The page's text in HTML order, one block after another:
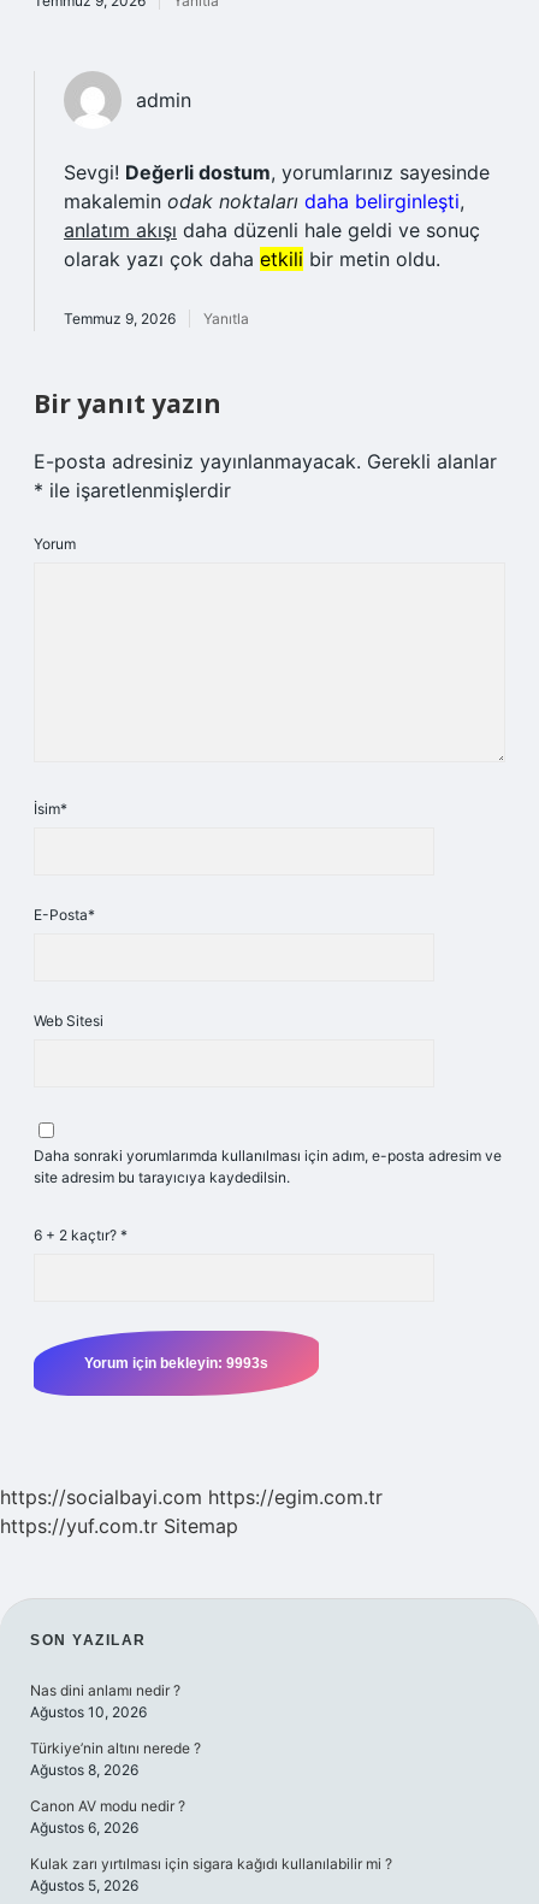
admin
Sevgi! Değerli dostum, yorumlarınız sayesinde
makalemin odak noktaları daha belirginleşti,
anlatım akışı daha düzenli hale geldi ve sonuç
olarak yazı çok daha etkili bir metin oldu.
Temmuz 9, 2026 Yanıtla
Bir yanıt yazın
E-posta adresiniz yayınlanmayacak. Gerekli alanlar
* ile işaretlenmişlerdir
Yorum
İsim*
E-Posta*
Web Sitesi
Daha sonraki yorumlarımda kullanılması için adım, e-posta adresim ve
site adresim bu tarayıcıya kaydedilsin.
6 + 2 kaçtır? *
https://socialbayi.com https://egim.com.tr
https://yuf.com.tr Sitemap
SIDEBAR
SON YAZILAR
Nas dini anlamı nedir ?
Ağustos 10, 2026
Türkiye’nin altını nerede ?
Ağustos 8, 2026
Canon AV modu nedir ?
Ağustos 6, 2026
Kulak zarı yırtılması için sigara kağıdı kullanılabilir mi ?
Ağustos 5, 2026